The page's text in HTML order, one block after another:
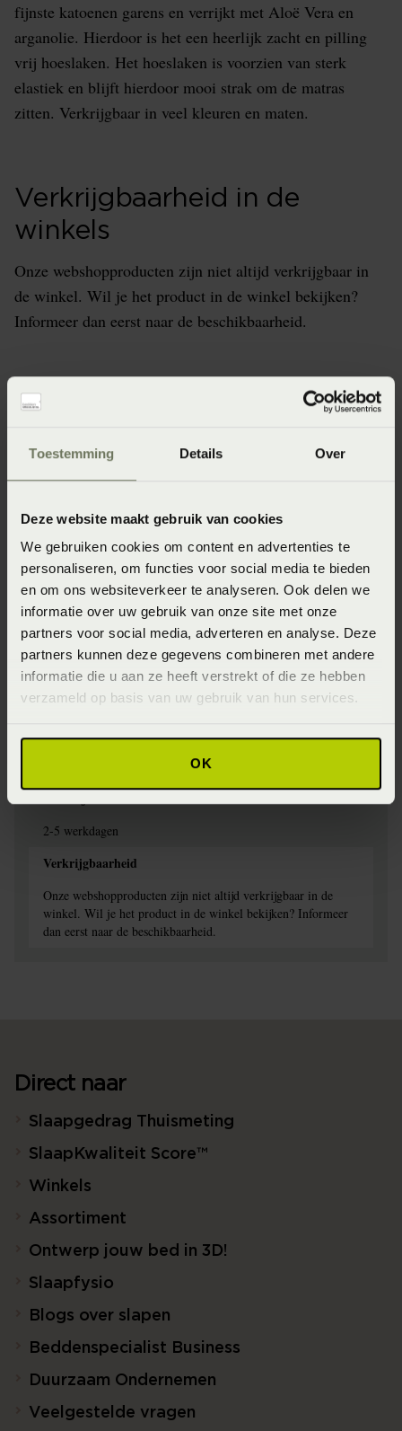
Toestemming Details Over
Deze website maakt gebruik van cookies
We gebruiken cookies om content en advertenties te
personaliseren, om functies voor social media te bieden
en om ons websiteverkeer te analyseren. Ook delen we
informatie over uw gebruik van onze site met onze
partners voor social media, adverteren en analyse. Deze
partners kunnen deze gegevens combineren met andere
informatie die u aan ze heeft verstrekt of die ze hebben
verzameld op basis van uw gebruik van hun services.
OK
fijnste katoenen garens en verrijkt met Aloë Vera en
arganolie. Hierdoor is het een heerlijk zacht en pilling
vrij hoeslaken. Het hoeslaken is voorzien van sterk
elastiek en blijft hierdoor mooi strak om de matras
zitten. Verkrijgbaar in veel kleuren en maten.
Verkrijgbaarheid in de
winkels
Onze webshopproducten zijn niet altijd verkrijgbaar in
de winkel. Wil je het product in de winkel bekijken?
Informeer dan eerst naar de beschikbaarheid.
Materiaal
Jersey
Specifiek materiaal
97% Katoen, 3% elestan
Afwerking
Elastiek rondom
Wasinstructie
2-5 werkdagen
Verkrijgbaarheid
Onze webshopproducten zijn niet altijd verkrijgbaar in de
winkel. Wil je het product in de winkel bekijken? Informeer
dan eerst naar de beschikbaarheid.
Direct naar
Slaapgedrag Thuismeting
SlaapKwaliteit Score™
Winkels
Assortiment
Ontwerp jouw bed in 3D!
Slaapfysio
Blogs over slapen
Beddenspecialist Business
Duurzaam Ondernemen
Veelgestelde vragen